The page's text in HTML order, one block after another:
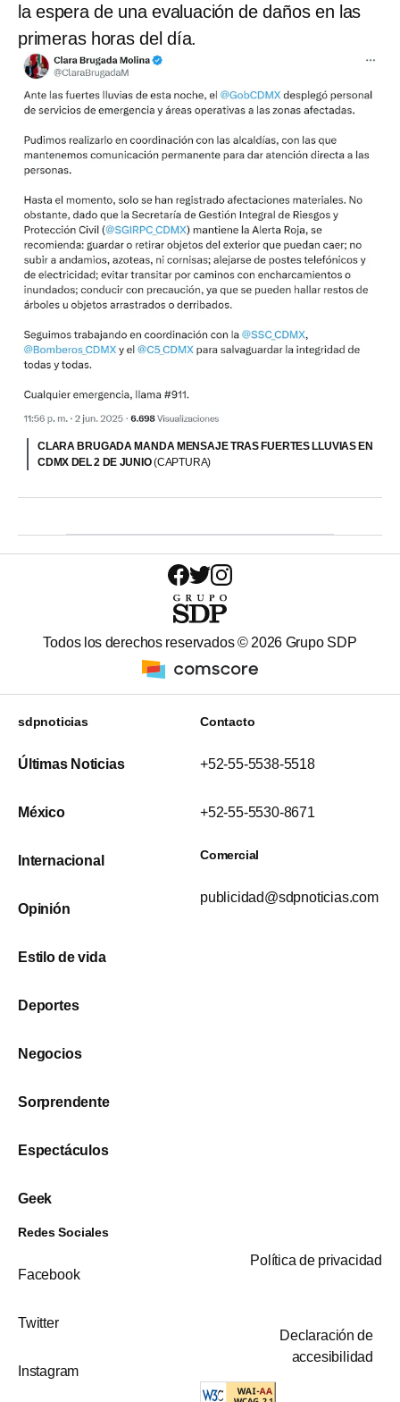
la espera de una evaluación de daños en las
primeras horas del día.
CLARA BRUGADA MANDA MENSAJE TRAS FUERTES LLUVIAS EN
CDMX DEL 2 DE JUNIO(CAPTURA)
Todos los derechos reservados © 2026 Grupo SDP
sdpnoticias
Últimas Noticias
México
Internacional
Opinión
Estilo de vida
Deportes
Negocios
Sorprendente
Espectáculos
Geek
Contacto
+52-55-5538-5518
+52-55-5530-8671
Comercial
publicidad@sdpnoticias.com
Redes Sociales
Facebook
Twitter
Instagram
Política de privacidad
Declaración de
accesibilidad